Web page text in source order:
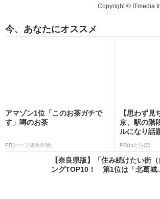
Copyright © ITmedia
今、あなたにオススメ
アマゾン1位「このお茶ガチで
す」噂のお茶
PR(ハーブ健康本舗)
【思わず
京、駅の階
ルになり話
PR(ねとらぼ)
【奈良県版】「住み続けたい街
ングTOP10！ 第1位は「北葛城